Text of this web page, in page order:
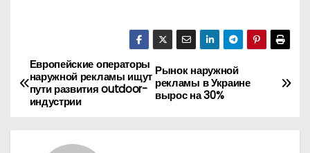
Н
а
в
Рынок наружной
рекламы в Украине
вырос на 30%
Европейские операторы
наружной рекламы ищут
пути развития outdoor-
индустрии